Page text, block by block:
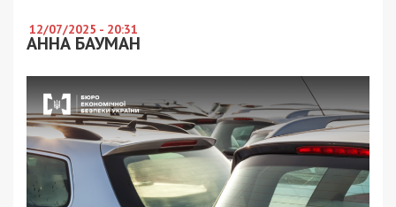
12/07/2025 - 20:31
АННА БАУМАН